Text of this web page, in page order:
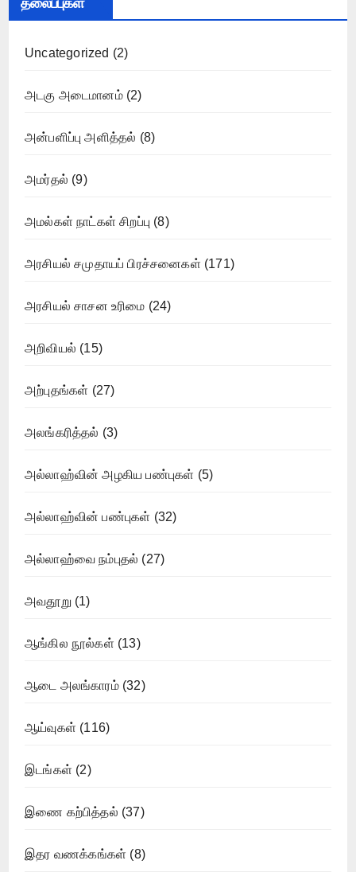
Uncategorized (2)
அடகு அடைமானம்(2)
அன்பளிப்பு அளித்தல் (8)
அமர்தல் (9)
அமல்கள் நாட்கள் சிறப்பு (8)
அரசியல் சமுதாயப் பிரச்சனைகள் (171)
அரசியல் சாசன உரிமை (24)
அறிவியல் (15)
அற்புதங்கள் (27)
அலங்கரித்தல் (3)
அல்லாஹ்வின் அழகிய பண்புகள் (5)
அல்லாஹ்வின் பண்புகள் (32)
அல்லாஹ்வை நம்புதல் (27)
அவதூறு (1)
ஆங்கில நூல்கள் (13)
ஆடை அலங்காரம்(32)
ஆய்வுகள் (116)
இடங்கள் (2)
இணை கற்பித்தல் (37)
இதர வணக்கங்கள் (8)